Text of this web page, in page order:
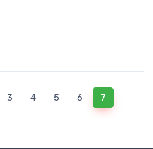
3 4 5 6 7